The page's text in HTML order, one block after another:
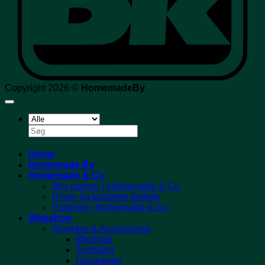
Copyright 2026 © HomemadeBy
Søg
efter:
Home
Homemade By
Homemade & Co
Bliv partner i Homemade & Co
Priser og kontante fordele
Partnere i Homemade & Co
Webshop
Smykker & Accessories
Øreringe
Armbånd
Halskæder